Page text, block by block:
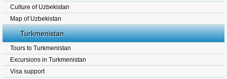
Culture of Uzbekistan
Map of Uzbekistan
Turkmenistan
Tours to Turkmenistan
Excursions in Turkmenistan
Visa support